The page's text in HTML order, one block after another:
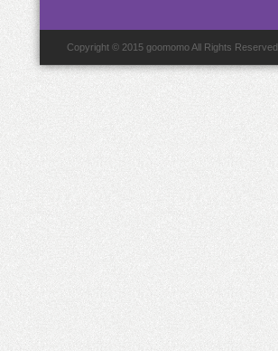
Copyright © 2015 goomomo All Rights Reserved.